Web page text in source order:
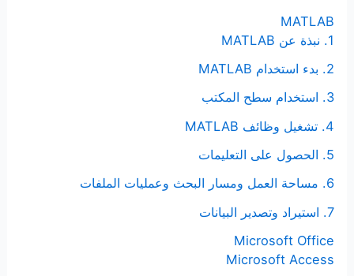
MATLAB
1. نبذة عن MATLAB
2. بدء استخدام MATLAB
3. استخدام سطح المكتب
4. تشغيل وظائف MATLAB
5. الحصول على التعليمات
6. مساحة العمل ومسار البحث وعمليات الملفات
7. استيراد وتصدير البيانات
Microsoft Office
Microsoft Access